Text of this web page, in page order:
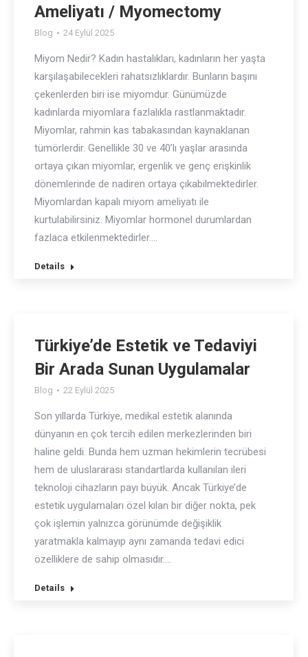
Ameliyatı / Myomectomy
Blog 24 Eylül 2025
Miyom Nedir? Kadın hastalıkları, kadınların her yaşta
karşılaşabilecekleri rahatsızlıklardır. Bunların başını
çekenlerden biri ise miyomdur. Günümüzde
kadınlarda miyomlara fazlalıkla rastlanmaktadır.
Miyomlar, rahmin kas tabakasından kaynaklanan
tümörlerdir. Genellikle 30 ve 40’lı yaşlar arasında
ortaya çıkan miyomlar, ergenlik ve genç erişkinlik
dönemlerinde de nadiren ortaya çıkabilmektedirler.
Miyomlardan kapalı miyom ameliyatı ile
kurtulabilirsiniz. Miyomlar hormonel durumlardan
fazlaca etkilenmektedirler.…
Details
Türkiye’de Estetik ve Tedaviyi
Bir Arada Sunan Uygulamalar
Blog 22 Eylül 2025
Son yıllarda Türkiye, medikal estetik alanında
dünyanın en çok tercih edilen merkezlerinden biri
haline geldi. Bunda hem uzman hekimlerin tecrübesi
hem de uluslararası standartlarda kullanılan ileri
teknoloji cihazların payı büyük. Ancak Türkiye’de
estetik uygulamaları özel kılan bir diğer nokta, pek
çok işlemin yalnızca görünümde değişiklik
yaratmakla kalmayıp aynı zamanda tedavi edici
özelliklere de sahip olmasıdır.…
Details